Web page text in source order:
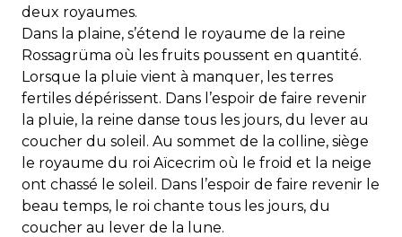
deux royaumes.
Dans la plaine, s’étend le royaume de la reine
Rossagrüma où les fruits poussent en quantité.
Lorsque la pluie vient à manquer, les terres
fertiles dépérissent. Dans l’espoir de faire revenir
la pluie, la reine danse tous les jours, du lever au
coucher du soleil. Au sommet de la colline, siège
le royaume du roi Aïcecrim où le froid et la neige
ont chassé le soleil. Dans l’espoir de faire revenir le
beau temps, le roi chante tous les jours, du
coucher au lever de la lune.